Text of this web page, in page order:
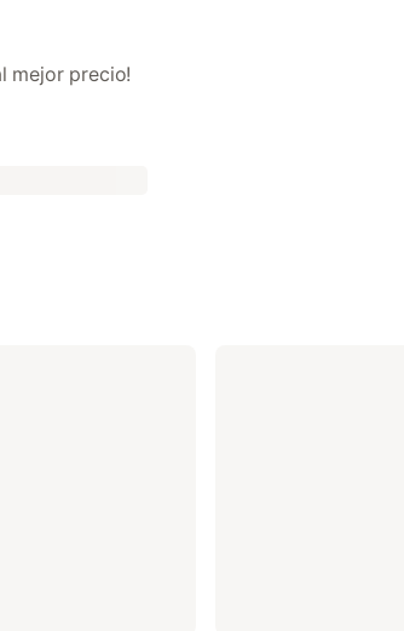
mejor precio!